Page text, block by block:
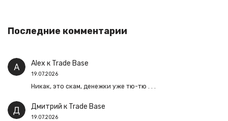
Последние комментарии
Alex к Trade Base
19.07.2026
Никак, это скам, денежки уже тю-тю . . .
Дмитрий к Trade Base
19.07.2026